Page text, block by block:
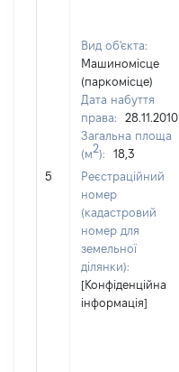
5
Вид об'єкта:
Машиномісце
(паркомісце)
Дата набуття
права:
28.11.2010
Загальна площа
(м2):
18,3
Реєстраційний
номер
(кадастровий
номер для
земельної
ділянки):
[Конфіденційна
інформація]